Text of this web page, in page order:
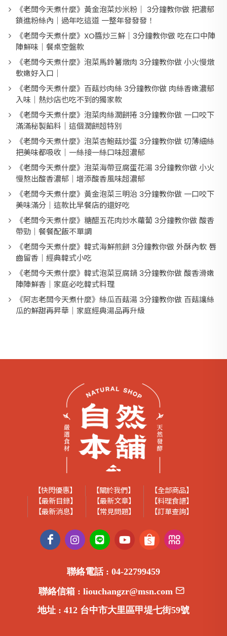
《老闆今天煮什麼》黃金泡菜炒米粉｜ 3分鐘教你做 把濃郁
鎖進粉絲內｜過年吃這道 一整年發發發！
《老闆今天煮什麼》XO醬炒三鮮｜3分鐘教你做 吃在口中陣
陣鮮味｜餐桌空盤款
《老闆今天煮什麼》泡菜馬鈴薯燉肉 3分鐘教你做 小火慢燉
軟嫩好入口｜
《老闆今天煮什麼》百菇炒肉絲 3分鐘教你做 肉絲香嫩濃郁
入味｜熱炒店也吃不到的獨家款
《老闆今天煮什麼》泡菜肉絲潤餅捲 3分鐘教你做 一口咬下
滿滿秘製餡料｜這個潤餅超特別
《老闆今天煮什麼》泡菜杏鮑菇炒蛋 3分鐘教你做 切薄細絲
把美味都吸收｜一絲接一絲口味超濃郁
《老闆今天煮什麼》泡菜海帶豆腐蛋花湯 3分鐘教你做 小火
慢熬出酸香濃郁｜增添酸香風味超濃郁
《老闆今天煮什麼》黃金泡菜三明治 3分鐘教你做 一口咬下
美味滿分｜這款比早餐店的還好吃
《老闆今天煮什麼》糖醋五花肉炒水蘿蔔 3分鐘教你做 酸香
帶勁｜餐餐配飯不單調
《老闆今天煮什麼》韓式海鮮煎餅 3分鐘教你做 外酥內軟 唇
齒留香｜經典韓式小吃
《老闆今天煮什麼》韓式泡菜豆腐鍋 3分鐘教你做 酸香滑嫩
陣陣鮮香｜家庭必吃韓式料理
《阿志老闆今天煮什麼》絲瓜百菇湯 3分鐘教你做 百菇讓絲
瓜的鮮甜再昇華｜家庭經典湯品再升級
【快閃優惠】 【關於我們】
【全部商品】
【最新目錄】
【最新文章】
【料理食譜】
【最新消息】
【常見問題】 【訂單查詢】
聯絡電話 : 04-22799459
聯絡信箱 : liouchangzr@msn.com
地址 : 412 台中市大里區甲堤七街59號